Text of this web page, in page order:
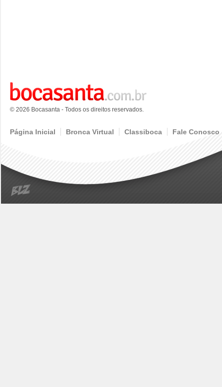
© 2026 Bocasanta - Todos os direitos reservados.
Página Inicial Bronca Virtual Classiboca Fale Conosco